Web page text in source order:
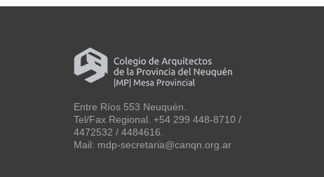
Entre Ríos 553 Neuquén.
Tel/Fax Regional. +54 299 448-8710 /
4472532 / 4484616.
Mail: mdp-secretaria@canqn.org.ar